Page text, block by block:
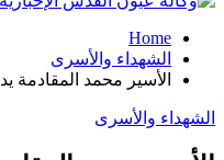
Home
الشهداء والأسرى
الأسير محمد المقادمة يدخل عامه
الشهداء والأسرى